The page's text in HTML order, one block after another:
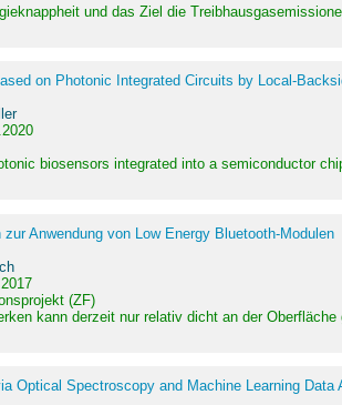
und das Ziel die
on Photonic Integrated Circuits by Local-
biosensors integrated into a semiconductor
Anwendung von Low Energy Bluetooth-Modulen
(ZF)
kann derzeit nur relativ dicht an der
Optical Spectroscopy and Machine Learning Data